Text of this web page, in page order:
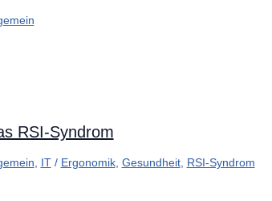
RSI-Syndrom
IT/ Ergonomik, Gesundheit, RSI-Syndrom